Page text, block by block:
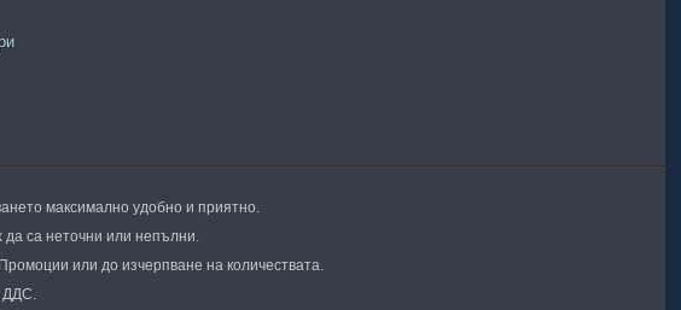
максимално удобно и приятно.
да са неточни или непълни.
или до изчерпване на количествата.
ДДС.